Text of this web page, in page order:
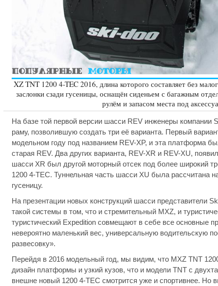
XZ TNT 1200 4-TEC 2016, длина которого составляет без
заслонки сзади гусеницы, оснащён сиденьем с багажным
рулём и запасом места под
На базе той первой версии шасси REV инженеры компании
раму, позволившую создать три её варианта. Первый
модельном году под названием REV-XP, и эта платформа
старая REV. Два других варианта, REV-XR и REV-XU,
шасси XR был другой моторный отсек под более широкий
1200 4-TEC. Туннельная часть шасси XU была рассчитана
гусеницу.
На презентации новых конструкций шасси представители
такой системы в том, что и стремительный MXZ, и
туристический Expedition совмещают в себе все основные
невероятно маленький вес, универсальную водительскую
развесовку».
Перейдя в 2016 модельный год, мы видим, что MXZ TNT
дизайн платформы и узкий кузов, что и модели TNT с
внешне новый 1200 4-TEC смотрится уже и спортивнее. Но